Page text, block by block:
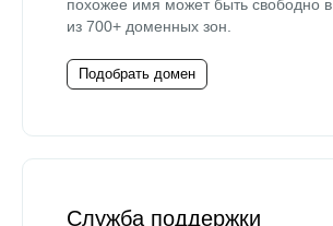
похожее имя может быть свободно
из 700+ доменных зон.
Подобрать домен
Служба поддержки